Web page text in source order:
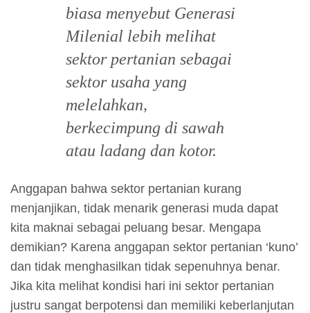
biasa menyebut Generasi
Milenial lebih melihat
sektor pertanian sebagai
sektor usaha yang
melelahkan,
berkecimpung di sawah
atau ladang dan kotor.
Anggapan bahwa sektor pertanian kurang
menjanjikan, tidak menarik generasi muda dapat
kita maknai sebagai peluang besar. Mengapa
demikian? Karena anggapan sektor pertanian ‘kuno’
dan tidak menghasilkan tidak sepenuhnya benar.
Jika kita melihat kondisi hari ini sektor pertanian
justru sangat berpotensi dan memiliki keberlanjutan